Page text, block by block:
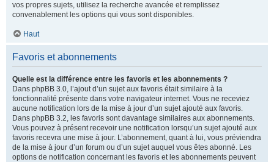
vos propres sujets, utilisez la recherche avancée et remplissez
convenablement les options qui vous sont disponibles.
Haut
Favoris et abonnements
Quelle est la différence entre les favoris et les abonnements ?
Dans phpBB 3.0, l’ajout d’un sujet aux favoris était similaire à la
fonctionnalité présente dans votre navigateur internet. Vous ne receviez
aucune notification lors de la mise à jour d’un sujet ajouté aux favoris.
Dans phpBB 3.2, les favoris sont davantage similaires aux abonnements.
Vous pouvez à présent recevoir une notification lorsqu’un sujet ajouté aux
favoris recevra une mise à jour. L’abonnement, quant à lui, vous préviendra
de la mise à jour d’un forum ou d’un sujet auquel vous êtes abonné. Les
options de notification concernant les favoris et les abonnements peuvent